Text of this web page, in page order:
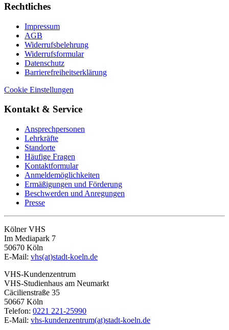
Rechtliches
Impressum
AGB
Widerrufsbelehrung
Widerrufsformular
Datenschutz
Barrierefreiheitserklärung
Cookie Einstellungen
Kontakt & Service
Ansprechpersonen
Lehrkräfte
Standorte
Häufige Fragen
Kontaktformular
Anmeldemöglichkeiten
Ermäßigungen und Förderung
Beschwerden und Anregungen
Presse
Kölner VHS
Im Mediapark 7
50670 Köln
E-Mail: vhs(at)stadt-koeln.de
VHS-Kundenzentrum
VHS-Studienhaus am Neumarkt
Cäcilienstraße 35
50667 Köln
Telefon: 0221 221-25990
E-Mail: vhs-kundenzentrum(at)stadt-koeln.de